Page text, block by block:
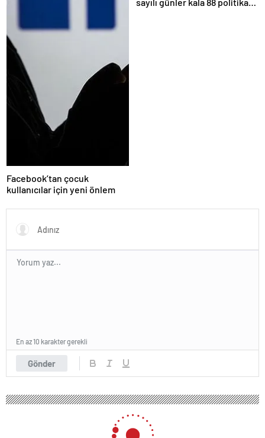
Facebook’tan çocuk
kullanıcılar için yeni önlem
Gönder
En az 10 karakter gerekli